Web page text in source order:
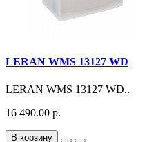
LERAN WMS 13127 WD
LERAN WMS 13127 WD..
16 490.00 р.
В корзину